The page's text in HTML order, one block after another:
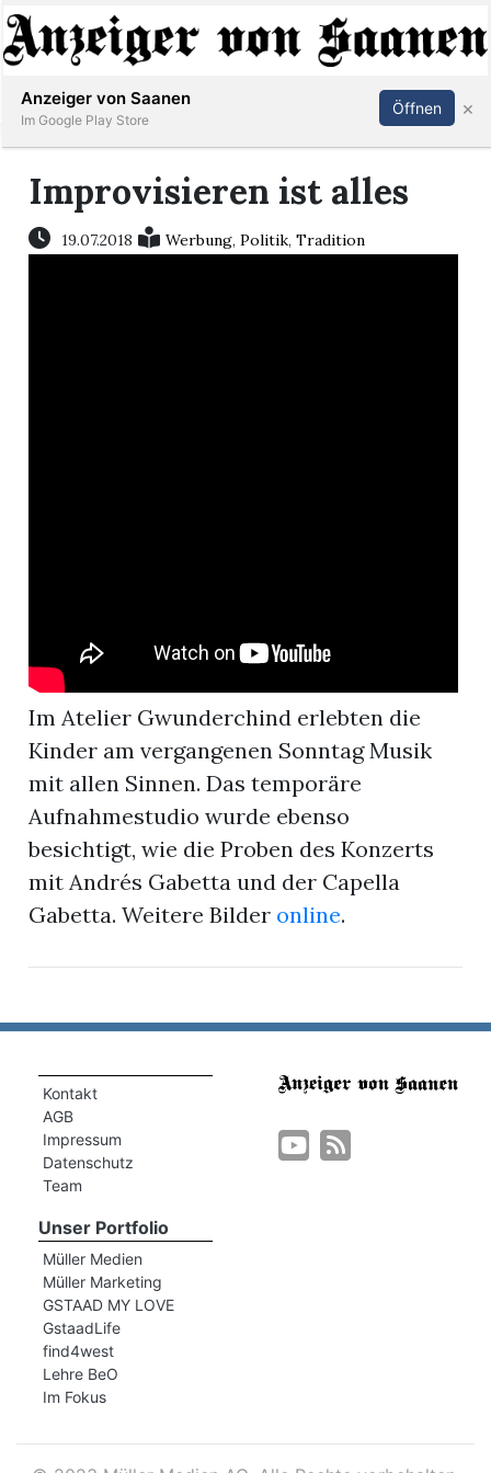
Abonnieren Anmelden
Improvisieren ist alles
19.07.2018 Werbung,Politik,Tradition
Im Atelier Gwunderchind erlebten die
Kinder am vergangenen Sonntag Musik
mit allen Sinnen. Das temporäre
Aufnahmestudio wurde ebenso
besichtigt, wie die Proben des Konzerts
mit Andrés Gabetta und der Capella
Gabetta. Weitere Bilder online.
Kontakt
AGB
Impressum
Datenschutz
Team
Unser Portfolio
Müller Medien
Müller Marketing
GSTAAD MY LOVE
GstaadLife
find4west
Lehre BeO
Im Fokus
Anzeiger von Saanen
Im Google Play Store
Öffnen ×